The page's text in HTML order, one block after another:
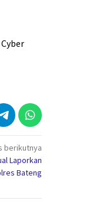
berikutnya
Laporkan
Bateng